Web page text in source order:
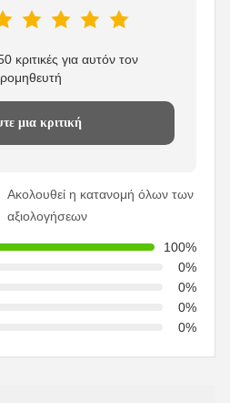
κριτικές για αυτόν τον
μια κριτική
Ακολουθεί η κατανομή όλων των
αξιολογήσεων
100%
0%
0%
0%
0%